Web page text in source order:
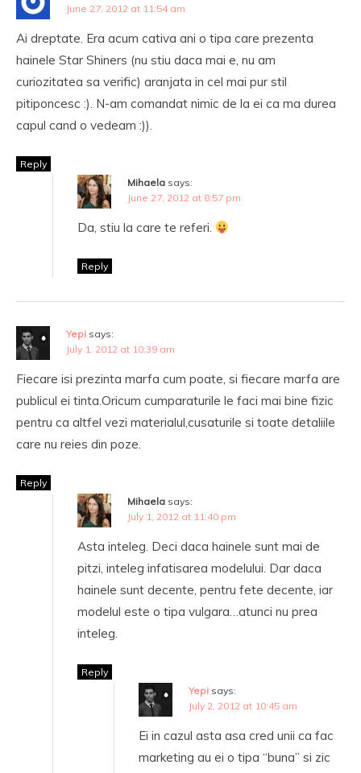
June 27, 2012 at 11:54 am
Ai dreptate. Era acum cativa ani o tipa care prezenta
hainele Star Shiners (nu stiu daca mai e, nu am
curiozitatea sa verific) aranjata in cel mai pur stil
pitiponcesc :). N-am comandat nimic de la ei ca ma durea
capul cand o vedeam :)).
Reply
Mihaela says:
June 27, 2012 at 8:57 pm
Da, stiu la care te referi.
Reply
Yepi says:
July 1, 2012 at 10:39 am
Fiecare isi prezinta marfa cum poate, si fiecare marfa are
publicul ei tinta.Oricum cumparaturile le faci mai bine fizic
pentru ca altfel vezi materialul,cusaturile si toate detaliile
care nu reies din poze.
Reply
Mihaela says:
July 1, 2012 at 11:40 pm
Asta inteleg. Deci daca hainele sunt mai de
pitzi, inteleg infatisarea modelului. Dar daca
hainele sunt decente, pentru fete decente, iar
modelul este o tipa vulgara…atunci nu prea
inteleg.
Reply
Yepi says:
July 2, 2012 at 10:45 am
Ei in cazul asta asa cred unii ca fac
marketing au ei o tipa “buna” si zic